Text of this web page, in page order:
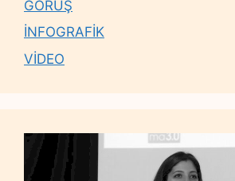
GÖRÜŞ
İNFOGRAFİK
VİDEO